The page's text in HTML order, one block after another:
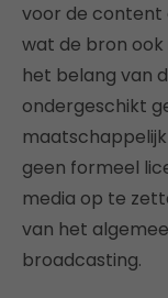
voor de content
wat de bron ook
het belang van
ondergeschikt
geen formeel
media op te
van het
broadcasting.